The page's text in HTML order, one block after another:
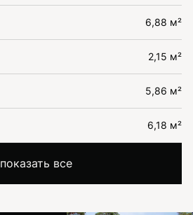
6,88 м²
2,15 м²
5,86 м²
6,18 м²
показать все